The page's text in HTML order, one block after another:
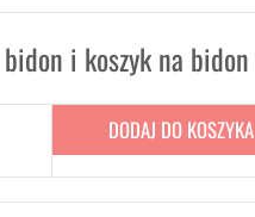
DODAJ DO KOSZYKA